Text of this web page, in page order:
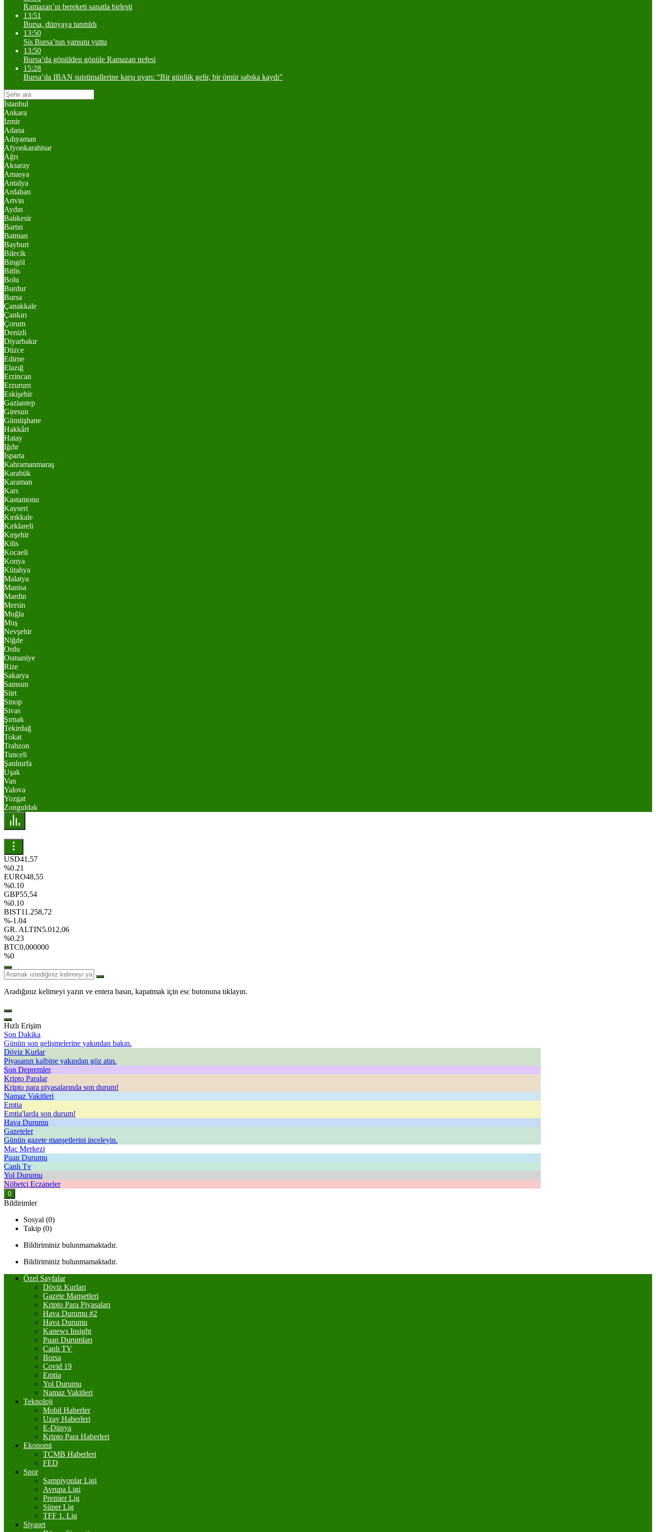
Ramazan’ın bereketi sanatla birleşti
13:51
Bursa, dünyaya tanıtıldı
13:50
Sis Bursa’nın yarısını yuttu
13:50
Bursa’da gönülden gönüle Ramazan nefesi
15:28
Bursa’da IBAN suistimallerine karşı uyarı: “Bir günlük gelir, bir ömür sabıka kaydı”
İstanbul
Ankara
İzmir
Adana
Adıyaman
Afyonkarahisar
Ağrı
Aksaray
Amasya
Antalya
Ardahan
Artvin
Aydın
Balıkesir
Bartın
Batman
Bayburt
Bilecik
Bingöl
Bitlis
Bolu
Burdur
Bursa
Çanakkale
Çankırı
Çorum
Denizli
Diyarbakır
Düzce
Edirne
Elazığ
Erzincan
Erzurum
Eskişehir
Gaziantep
Giresun
Gümüşhane
Hakkâri
Hatay
Iğdır
Isparta
Kahramanmaraş
Karabük
Karaman
Kars
Kastamonu
Kayseri
Kırıkkale
Kırklareli
Kırşehir
Kilis
Kocaeli
Konya
Kütahya
Malatya
Manisa
Mardin
Mersin
Muğla
Muş
Nevşehir
Niğde
Ordu
Osmaniye
Rize
Sakarya
Samsun
Siirt
Sinop
Sivas
Şırnak
Tekirdağ
Tokat
Trabzon
Tunceli
Şanlıurfa
Uşak
Van
Yalova
Yozgat
Zonguldak
USD41,57
%0.21
EURO48,55
%0.10
GBP55,54
%0.10
BIST11.258,72
%-1.04
GR. ALTIN5.012,06
%0.23
BTC0,000000
%0
Aradığınız kelimeyi yazın ve entera basın, kapatmak için esc butonuna tıklayın.
Hızlı Erişim
Son Dakika
Günün son gelişmelerine yakından bakın.
Döviz Kurlar
Piyasanın kalbine yakından göz atın.
Son Depremler
Kripto Paralar
Kripto para piyasalarında son durum!
Namaz Vakitleri
Emtia
Emtia'larda son durum!
Hava Durumu
Gazeteler
Günün gazete manşetlerini inceleyin.
Maç Merkezi
Puan Durumu
Canlı Tv
Yol Durumu
Nöbetçi Eczaneler
0
Bildirimler
Sosyal (0)
Takip (0)
Bildiriminiz bulunmamaktadır.
Bildiriminiz bulunmamaktadır.
Özel Sayfalar
Döviz Kurları
Gazete Manşetleri
Kripto Para Piyasaları
Hava Durumu #2
Hava Durumu
Kanews Insight
Puan Durumları
Canlı TV
Borsa
Covid 19
Emtia
Yol Durumu
Namaz Vakitleri
Teknoloji
Mobil Haberler
Uzay Haberleri
E-Dünya
Kripto Para Haberleri
Ekonomi
TCMB Haberleri
FED
Spor
Şampiyonlar Ligi
Avrupa Ligi
Premier Lig
Süper Lig
TFF 1. Lig
Siyaset